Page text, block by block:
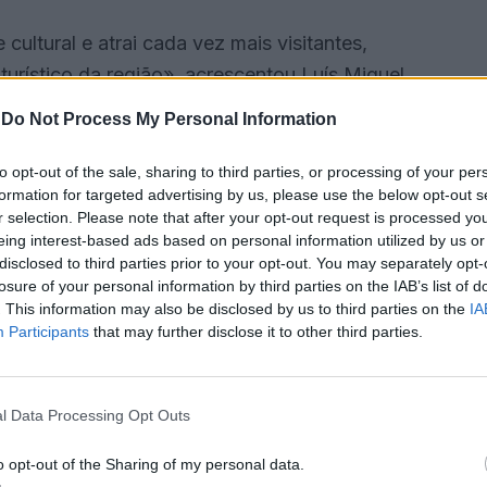
Do Not Process My Personal Information
opt-out of the sale, sharing to third parties, or processing of your
for targeted advertising by us, please use the below opt-out
selection. Please note that after your opt-out request is processed
interest-based ads based on personal information utilized by us
to third parties prior to your opt-out. You may separately
of your personal information by third parties on the IAB’s list of
This information may also be disclosed by us to third parties on the
Participants that may further disclose it to other third parties.
Data Processing Opt Outs
opt-out of the Sharing of my personal data.
e atrai cada vez mais visitantes,
da região», acrescentou Luís Miguel
Senhora da Boa Viagem, na Moita, a 22 de abril,
em Viana do Alentejo, a 26 de abril, após um
os participantes atravessarão várias localidades,
e pela devoção.
a madrinha desta edição, a jornalista e
presença na apresentação realizada na
estando associada à devoção a Nossa
por parte dos lavradores da Moita, o